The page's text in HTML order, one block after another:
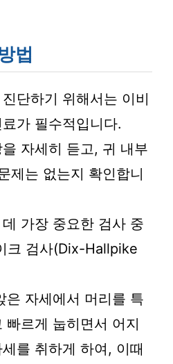
법
단하기 위해서는 이비
가 필수적입니다.
자세히 듣고, 귀 내부
제는 없는지 확인합니
가장 중요한 검사 중
크 검사(Dix-Hallpike
은 자세에서 머리를 특
빠르게 눕히면서 어지
를 취하게 하여, 이때